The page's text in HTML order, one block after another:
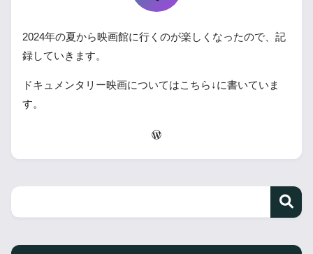
2024年の夏から映画館に行くのが楽しくなったので、記
録していきます。
ドキュメンタリー映画についてはこちら↓に書いていま
す。